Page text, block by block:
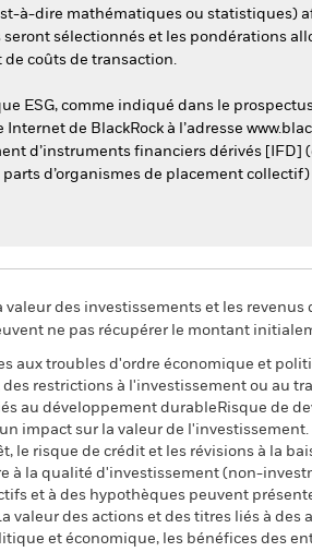
à-dire mathématiques ou statistiques)
sélectionnés et les pondérations
de coûts de transaction.
ESG, comme indiqué dans le
de BlackRock à l’adresse
d’instruments financiers dérivés [IFD]
d’organismes de placement
valeur des investissements et les
ne pas récupérer le montant
aux troubles d'ordre économique et
restrictions à l'investissement ou au
au développement durableRisque de
impact sur la valeur de
le risque de crédit et les révisions à la
à la qualité d'investissement (non-
et à des hypothèques peuvent
des actions et des titres liés à des
et économique, les bénéfices des